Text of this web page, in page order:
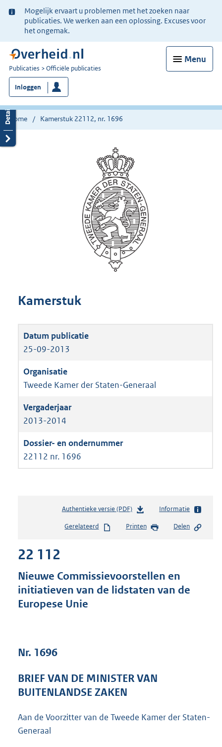
Ter
informatie:
Mogelijk ervaart u problemen met het zoeken naar
publicaties. We werken aan een oplossing. Excuses voor
het ongemak.
Menu
U
bent
nu
hier:
Publicaties Officiële publicaties
Inloggen
Home Kamerstuk 22112, nr. 1696
Kamerstuk
25-09-2013
Tweede Kamer der Staten-Generaal
2013-2014
22112 nr. 1696
Authentieke versie (PDF)b
s
s
g
5
Informatie
Gerelateerd Printen Delen
22 112
Nieuwe Commissievoorstellen en
initiatieven van de lidstaten van de
Europese Unie
Nr. 1696
BRIEF VAN DE MINISTER VAN
BUITENLANDSE ZAKEN
Aan de Voorzitter van de Tweede Kamer der Staten-
Generaal